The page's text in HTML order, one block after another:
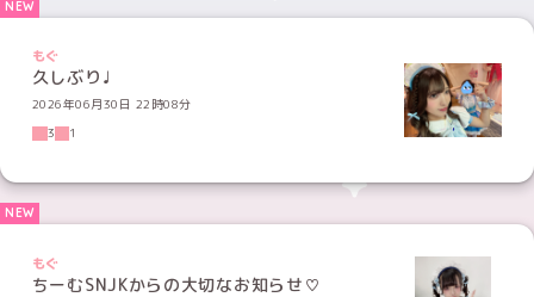
もぐ
久しぶり♩
2026年06月30日 22時08分
3
1
もぐ
ちーむSNJKからの大切なお知らせ♡